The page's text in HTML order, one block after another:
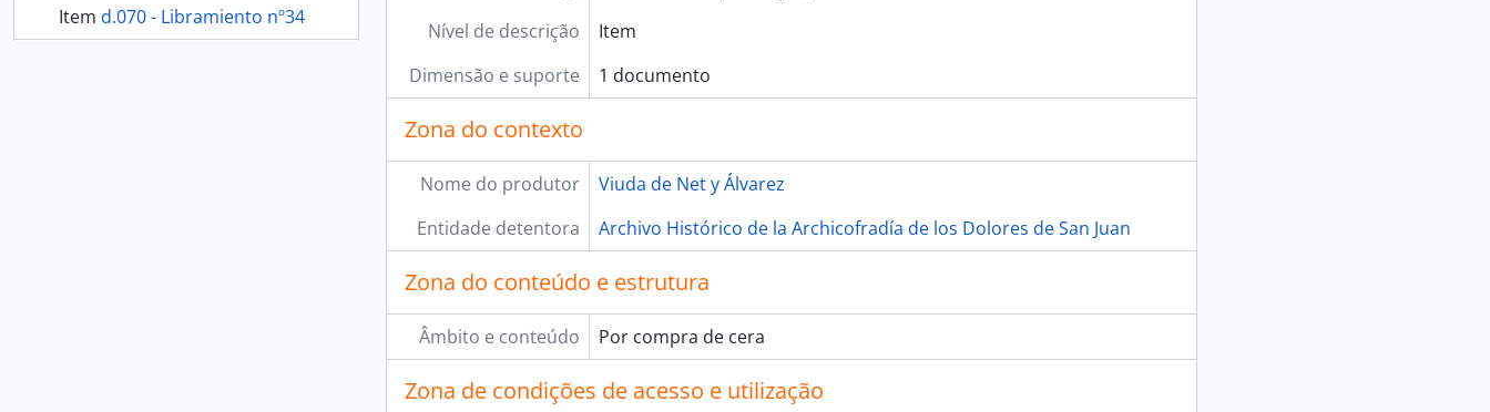
Item d.070 - Libramiento nº34
Nível de descrição
Item
Dimensão e suporte
1 documento
Zona do contexto
Nome do produtor
Viuda de Net y Álvarez
Entidade detentora
Archivo Histórico de la Archicofradía de los Dolores de San Juan
Zona do conteúdo e estrutura
Âmbito e conteúdo Por compra de cera
Zona de condições de acesso e utilização